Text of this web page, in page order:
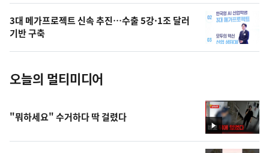
의
사
진
3대 메가프로젝트 신속 추진…수출 5강·1조 달러
기반 구축
오늘의 멀티미디어
영
상
"뭐하세요" 수거하다 딱 걸렸다